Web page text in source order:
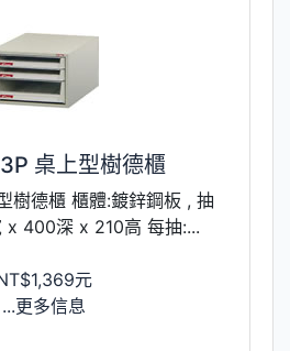
桌上型樹德櫃
樹德櫃 櫃體:鍍鋅鋼板 , 抽
x 400深 x 210高 每抽:...
元
...更多信息